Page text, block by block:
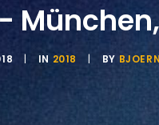
München,
| IN 2018 | BY